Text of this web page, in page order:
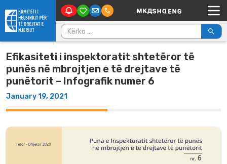
Skip to content Main Navigation
Kërko për:
Efikasiteti i inspektoratit shtetëror të
punës në mbrojtjen e të drejtave të
punëtorit – Infografik numer 6
January 19, 2021